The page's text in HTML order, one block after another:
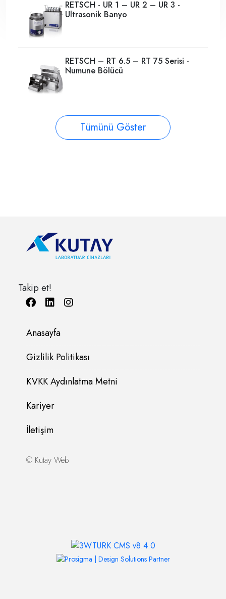
RETSCH - UR 1 – UR 2 – UR 3 -
Ultrasonik Banyo
RETSCH – RT 6.5 – RT 75 Serisi -
Numune Bölücü
Tümünü Göster
Takip et!
Anasayfa
Gizlilik Politikası
KVKK Aydınlatma Metni
Kariyer
İletişim
© Kutay Web